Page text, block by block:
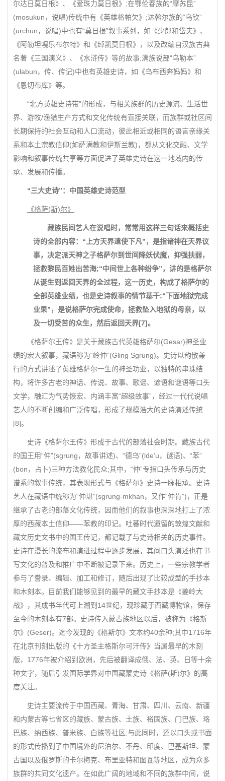
尔达日莫日根》、《爱珠力莫日根》;在鄂伦春族的“摩苏昆”
(mosukun，说唱)传统中有《英雄格帕欠》;达斡尔族的“乌钦”
(urchun，说唱)中也有“莫日根”叙事系列，如《少郎和岱夫》、
《阿勒坦嘎乐布尔特》和《绰凯莫日根》，以及改编自汉族古典
名著《三国演义》、《水浒传》等的故事;满族说部“乌勒本”
(ulabun，传、传记)中也有英雄史诗，如《乌布西奔妈妈》和
《恩切布库》等。
“北方英雄史诗带”的形成，与相关族群的历史源流、生活世
界、游牧/渔猎生产方式和文化传统有直接关联，而族群或社区间
长期保持的社会互动和人口流动，彼此相近或相同的语言亲缘关
系和本土宗教信仰(如萨满教和伊斯兰教)，都从文化交融、文学
影响和叙事传统共享等方面促进了英雄史诗在这一地域内的传
承、发展和传播。
“三大史诗”：中国英雄史诗范型
《格萨(斯)尔》
藏族民间艺人在说唱时，常常用这样三句话来概括史
诗的全部内容：“上方天界遣使下凡”，是指诸神在天界议
事，决定派天神之子格萨尔到世间降妖伏魔，抑强扶弱，
拯救黎民百姓出苦海;“中间世上各种纷争”，讲的是格萨尔
从诞生到返回天界的全过程，这一历史，构成了格萨尔的
全部英雄业绩，也是史诗叙事的情节基干;“下面地狱完成
业果”，是说格萨尔完成使命，拯救坠入地狱的母亲，以
及一切受苦的众生，然后返回天界[7]。
《格萨尔王传》是关于藏族古代英雄格萨尔(Gesar)神圣业
绩的宏大叙事，藏语称为“岭仲”(Gling Sgrung)。史诗以韵散兼
行的方式讲述了英雄格萨尔一生的神圣功业，以独特的串珠结
构，将许多古老的神话、传说、故事、歌谣、谚语和谜语等口头
文学，融汇为气势恢宏、内涵丰富“超级故事”，经过一代代说唱
艺人的不断创编和广泛传唱，形成了规模浩大的史诗演述传统
[8]。
史诗《格萨尔王传》形成于古代的部落社会时期。藏族古代
的国王用“仲”(sgrung，故事讲述)、“德乌”(lde’u，谜语)、“苯”
(bon，占卜)三种方法教化民众;其中，“仲”专指口头传承与历史
谱系的叙事传统，其表现形式与《格萨尔》史诗一脉相承。史诗
艺人在藏语中统称为“仲堪”(sgrung-mkhan，又作“仲肯”)，正是
继承了古老的部落文化传统，因而他们的叙事也深深地打上了浓
厚的西藏本土信仰——苯教的印记。吐蕃时代遗留的敦煌文献和
藏文历史文书中的国王传记，都记载了与史诗相关的历史事件。
史诗在漫长的流布和演进过程中逐步发展，其间口头演述也在书
写文化的普及和推广中不断被记录下来。历史上，一些宗教学者
参与了誊录、编辑、加工和修订，随后出现了比较成型的手抄本
和木刻本。目前我们能够见到的最早的藏文手抄本是《姜岭大
战》，其成书年代可上溯到14世纪，现珍藏于西藏博物馆，保存
至今的木刻本有7部。史诗传入蒙古族地区以后，被称为《格斯
尔》(Geser)。迄今发现的《格斯尔》文本约40余种;其中1716年
在北京刊刻出版的《十方圣主格斯尔可汗传》当属最早的木刻
版，1776年被介绍到欧洲，先后被翻译成俄、法、英、日等十余
种文字，随后引发国际学界对中国藏蒙史诗《格萨(斯)尔》的高
度关注。
史诗主要流传于中国西藏、青海、甘肃、四川、云南、新疆
和内蒙古等七省区的藏族、蒙古族、土族、裕固族、门巴族、珞
巴族、纳西族、普米族、白族等社区;与此同时，还以口头或书面
的形式传播到了中国境外的尼泊尔、不丹、印度、巴基斯坦、蒙
古国以及俄罗斯的卡尔梅克、布里亚特和图瓦等地区，成为众多
族群的共同文化遗产。在如此广阔的地域和不同的族群中间，说